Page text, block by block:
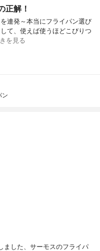
正解！
連発～本当にフライパン選び
て、使えば使うほどこびりつ
を見る
ン
ました、サーモスのフライパ